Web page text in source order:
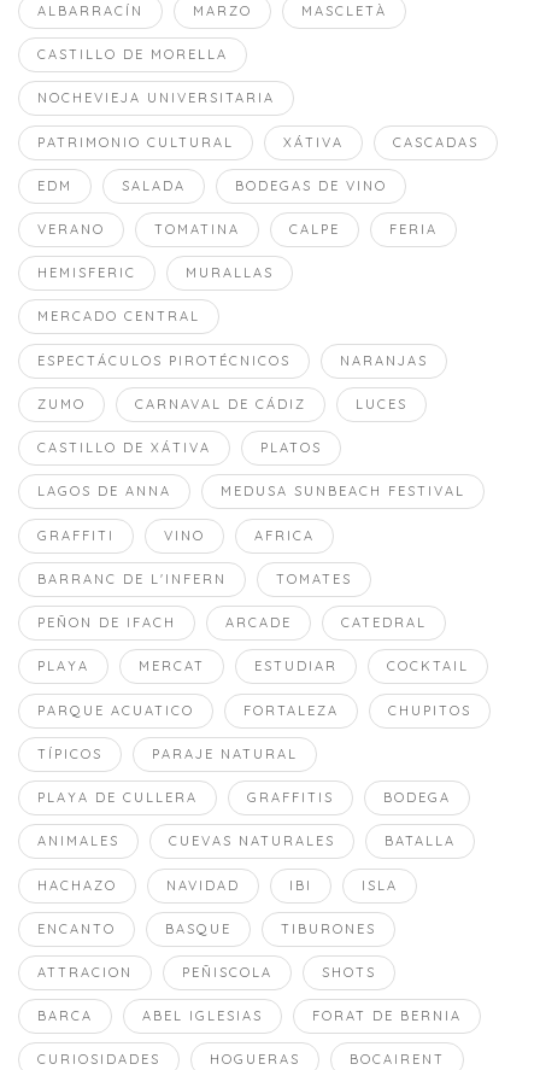
ALBARRACÍN MARZO MASCLETÀ
CASTILLO DE MORELLA
NOCHEVIEJA UNIVERSITARIA
PATRIMONIO CULTURAL XÁTIVA CASCADAS
EDM SALADA BODEGAS DE VINO
VERANO TOMATINA CALPE FERIA
HEMISFERIC MURALLAS
MERCADO CENTRAL
ESPECTÁCULOS PIROTÉCNICOS NARANJAS
ZUMO CARNAVAL DE CÁDIZ LUCES
CASTILLO DE XÁTIVA PLATOS
LAGOS DE ANNA MEDUSA SUNBEACH FESTIVAL
GRAFFITI VINO AFRICA
BARRANC DE L'INFERN TOMATES
PEÑON DE IFACH ARCADE CATEDRAL
PLAYA MERCAT ESTUDIAR COCKTAIL
PARQUE ACUATICO FORTALEZA CHUPITOS
TÍPICOS PARAJE NATURAL
PLAYA DE CULLERA GRAFFITIS BODEGA
ANIMALES CUEVAS NATURALES BATALLA
HACHAZO NAVIDAD IBI ISLA
ENCANTO BASQUE TIBURONES
ATTRACION PEÑISCOLA SHOTS
BARCA ABEL IGLESIAS FORAT DE BERNIA
CURIOSIDADES HOGUERAS BOCAIRENT